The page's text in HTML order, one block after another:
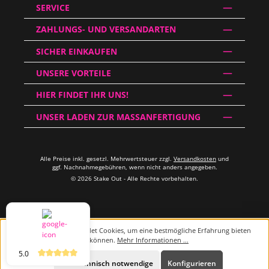
5.0
SERVICE
ZAHLUNGS- UND VERSANDARTEN
SICHER EINKAUFEN
UNSERE VORTEILE
HIER FINDET IHR UNS!
UNSER LADEN ZUR MASSANFERTIGUNG
Alle Preise inkl. gesetzl. Mehrwertsteuer zzgl. Versandkosten und
ggf. Nachnahmegebühren, wenn nicht anders angegeben.
© 2026 Stake Out - Alle Rechte vorbehalten.
Diese Website verwendet Cookies, um eine bestmögliche Erfahrung bieten
zu können. Mehr Informationen ...
Nur technisch notwendige Konfigurieren